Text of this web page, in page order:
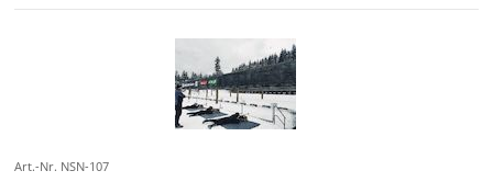
Art.-Nr. NSN-107